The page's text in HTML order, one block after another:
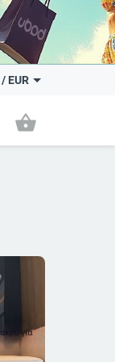
/ EUR
shopping_basket